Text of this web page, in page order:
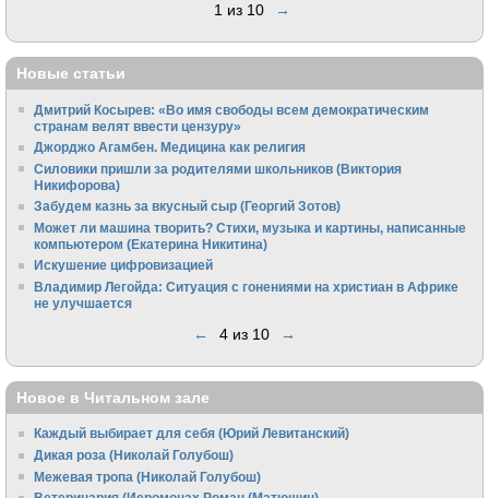
1 из 10 →
Новые статьи
Дмитрий Косырев: «Во имя свободы всем демократическим
странам велят ввести цензуру»
Джорджо Агамбен. Медицина как религия
Силовики пришли за родителями школьников (Виктория
Никифорова)
Забудем казнь за вкусный сыр (Георгий Зотов)
Может ли машина творить? Стихи, музыка и картины, написанные
компьютером (Екатерина Никитина)
Искушение цифровизацией
Владимир Легойда: Ситуация с гонениями на христиан в Африке
не улучшается
← 4 из 10 →
Новое в Читальном зале
Каждый выбирает для себя (Юрий Левитанский)
Дикая роза (Николай Голубош)
Межевая тропа (Николай Голубош)